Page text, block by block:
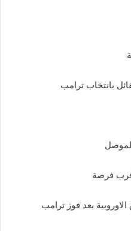
بانتخاب ترامب
فرصة
بعد فوز ترامب